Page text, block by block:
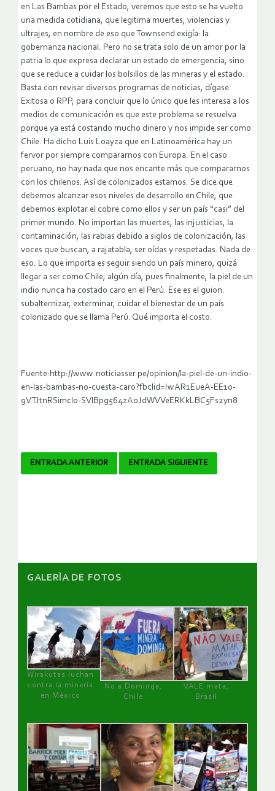
en Las Bambas por el Estado, veremos que esto se ha vuelto
una medida cotidiana, que legitima muertes, violencias y
ultrajes, en nombre de eso que Townsend exigía: la
gobernanza nacional. Pero no se trata solo de un amor por la
patria lo que expresa declarar un estado de emergencia, sino
que se reduce a cuidar los bolsillos de las mineras y el estado.
Basta con revisar diversos programas de noticias, dígase
Exitosa o RPP, para concluir que lo único que les interesa a los
medios de comunicación es que este problema se resuelva
porque ya está costando mucho dinero y nos impide ser como
Chile. Ha dicho Luis Loayza que en Latinoamérica hay un
fervor por siempre compararnos con Europa. En el caso
peruano, no hay nada que nos encante más que compararnos
con los chilenos. Así de colonizados estamos. Se dice que
debemos alcanzar esos niveles de desarrollo en Chile, que
debemos explotar el cobre como ellos y ser un país “casi” del
primer mundo. No importan las muertes, las injusticias, la
contaminación, las rabias debido a siglos de colonización, las
voces que buscan, a rajatabla, ser oídas y respetadas. Nada de
eso. Lo que importa es seguir siendo un país minero, quizá
llegar a ser como Chile, algún día, pues finalmente, la piel de un
indio nunca ha costado caro en el Perú. Ese es el guion:
subalternizar, exterminar, cuidar el bienestar de un país
colonizado que se llama Perú. Qué importa el costo.
Fuente:http://www.noticiasser.pe/opinion/la-piel-de-un-indio-
en-las-bambas-no-cuesta-caro?fbclid=IwAR1EueA-EE1o-
9VTJtnRSimclo-SVlBpg564zAoJdWVVeERKkLBC5Fs2yn8
Navegador
ENTRADA ANTERIOR ENTRADA SIGUIENTE
GALERÌA DE FOTOS
Wirakutas luchan
contra la minería
en México
No a Dominga,
Chile
VALE mata,
Brasil